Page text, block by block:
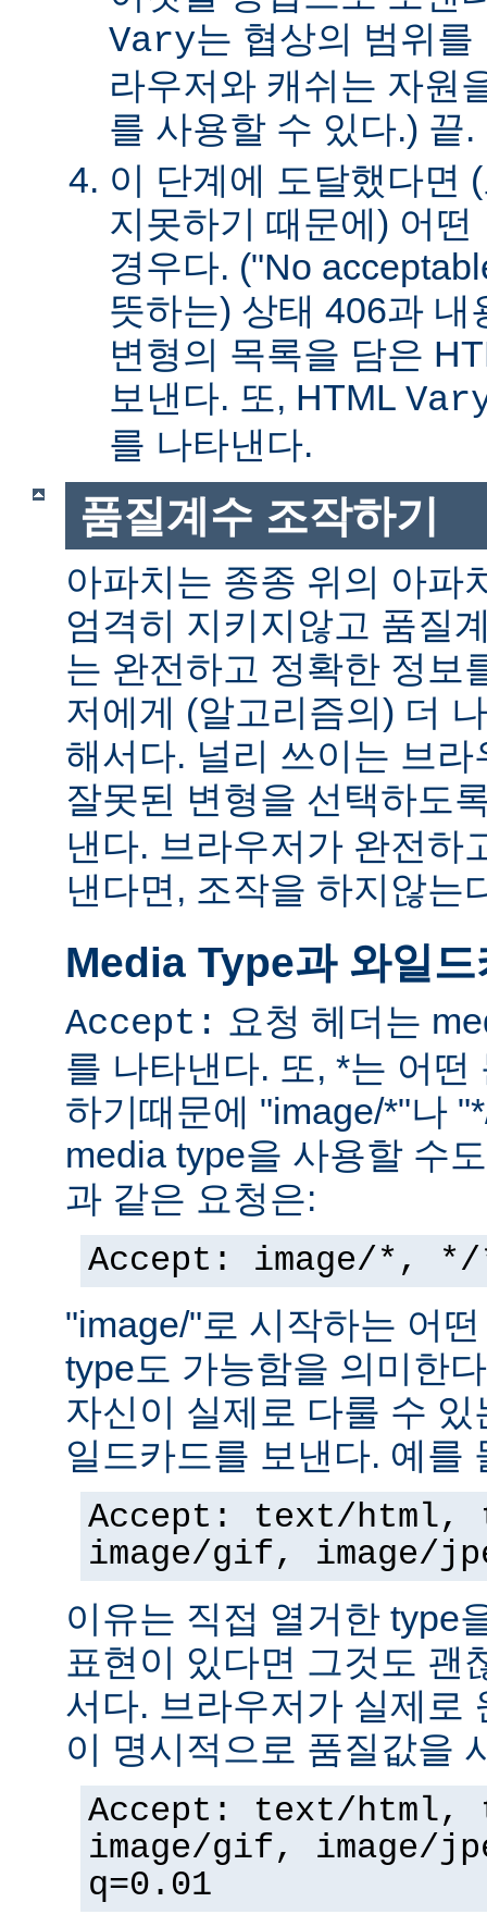
Vary는 협상의 범위
라우저와 캐쉬는 자원
를 사용할 수 있다.) 끝.
이 단계에 도달했다면
지못하기 때문에) 어
경우다. ("No
뜻하는) 상태 406과 내
변형의 목록을 담은
보낸다. 또, HTML
를 나타낸다.
품질계수 조작하기
아파치는 종종 위의 아파
엄격히 지키지않고 품질
는 완전하고 정확한 정보
저에게 (알고리즘의) 더
해서다. 널리 쓰이는 브
잘못된 변형을 선택하도
낸다. 브라우저가 완전하
낸다면, 조작을 하지않는
Media Type과 와일드
Accept: 요청 헤더는
를 나타낸다. 또, *는 어
하기때문에 "image/*"나
media type을 사용할 수
과 같은 요청은:
Accept: image/*,
"image/"로 시작하는 어
type도 가능함을 의미한
자신이 실제로 다룰 수
일드카드를 보낸다. 예를
Accept: text/
image/gif, image/
이유는 직접 열거한 type
표현이 있다면 그것도 괜
서다. 브라우저가 실제로
이 명시적으로 품질값을
Accept: text/
image/gif, image/
q=0.01